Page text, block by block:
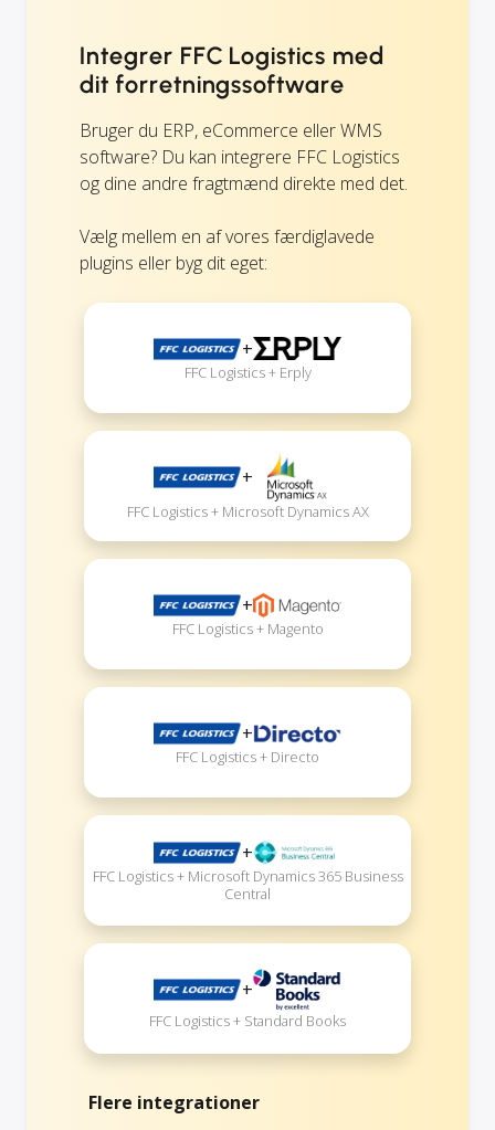
Integrer FFC Logistics med
dit forretningssoftware
Bruger du ERP, eCommerce eller WMS
software? Du kan integrere FFC Logistics
og dine andre fragtmænd direkte med det.
Vælg mellem en af vores færdiglavede
plugins eller byg dit eget:
+
FFC Logistics + Erply
+
FFC Logistics + Microsoft Dynamics AX
+
FFC Logistics + Magento
+
FFC Logistics + Directo
+
FFC Logistics + Microsoft Dynamics 365 Business
Central
+
FFC Logistics + Standard Books
Flere integrationer